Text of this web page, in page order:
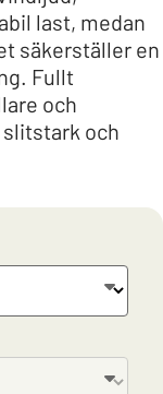
last, medan
säkerställer en
Fullt
och
slitstark och